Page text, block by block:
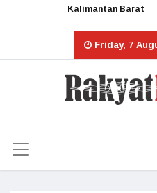
Kalimantan Barat
Friday, 7